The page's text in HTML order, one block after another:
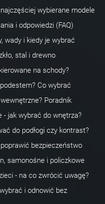
wybierane modele
i odpowiedzi (FAQ)
wady i kiedy je wybrać
stal i drewno
na schody?
Co wybrać
Poradnik
- jak wybrać do wnętrza?
do podłogi czy kontrast?
bezpieczeństwo
samonośne i policzkowe
- na co zwrócić uwagę?
i odnowić bez